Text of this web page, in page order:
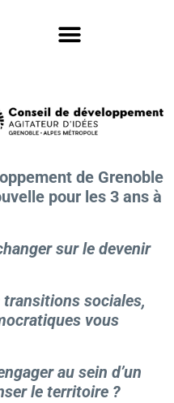
de Grenoble
pour les 3 ans à
sur le devenir
transitions sociales,
vous
au sein d’un
le territoire ?